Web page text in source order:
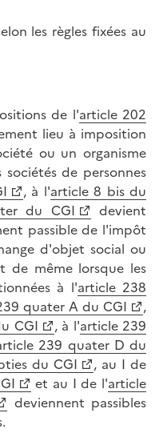
les règles fixées au
de l'article 202
lieu à imposition
ou un organisme
de personnes
, à l'article 8 bis du
du CGI
devient
passible de l'impôt
d'objet social ou
de même lorsque les
à l'article 238
quater A du CGI
,
CGI , à l'article 239
239 quater D du
du CGI
, au I de
et au I de l'article
deviennent passibles